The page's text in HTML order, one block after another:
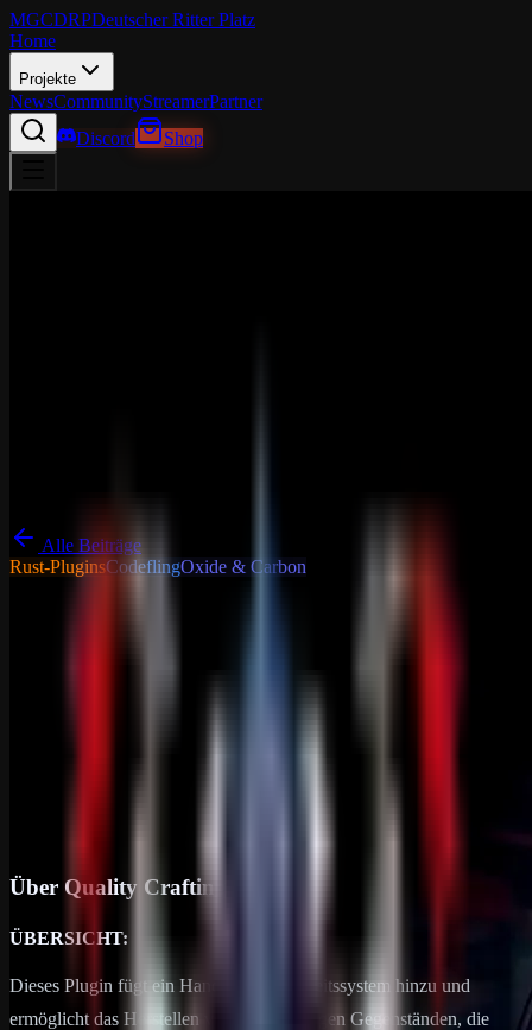
MGCDRPDeutscher Ritter Platz
Home
Projekte
NewsCommunityStreamerPartner
Discord
Shop
Alle Beiträge
Rust-PluginsCodeflingOxide & Carbon
Quality Crafting
Über Quality Crafting
ÜBERSICHT:
Dieses Plugin fügt ein Handwerksfertigkeitssystem hinzu und
ermöglicht das Herstellen von höherwertigen Gegenständen, die